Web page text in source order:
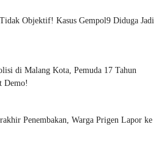
Objektif! Kasus Gempol9 Diduga Jadi
di Malang Kota, Pemuda 17 Tahun
Demo!
Penembakan, Warga Prigen Lapor ke